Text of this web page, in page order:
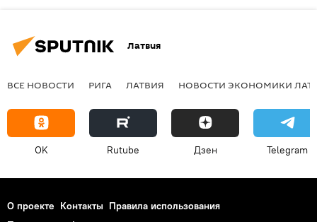
Латвия
ВСЕ НОВОСТИ РИГА ЛАТВИЯ НОВОСТИ ЭКОНОМИКИ
OK Rutube Дзен Telegram
О проекте Контакты Правила использования